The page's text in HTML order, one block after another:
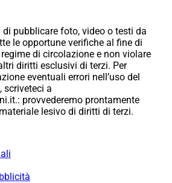
pubblicare foto, video o testi da
le opportune verifiche al fine di
di circolazione e non violare
diritti esclusivi di terzi. Per
eventuali errori nell’uso del
scriveteci a
provvederemo prontamente
lesivo di diritti di terzi.